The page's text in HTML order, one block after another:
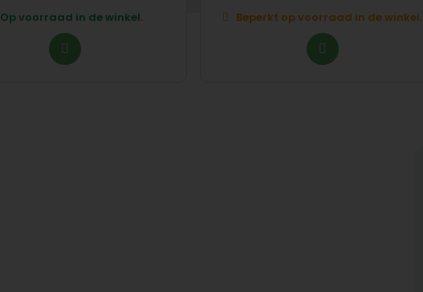
Op voorraad in de winkel. Beperkt op voorraad in de winkel.